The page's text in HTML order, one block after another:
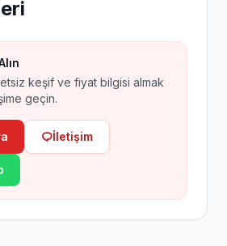
keşif ve fiyat bilgisi almak
geçin.
İletişim